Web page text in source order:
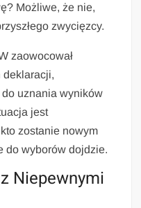
Możliwe, że nie,
zwycięzcy.
zaowocował
deklaracji,
uznania wyników
jest
zostanie nowym
do wyborów dojdzie.
Niepewnymi